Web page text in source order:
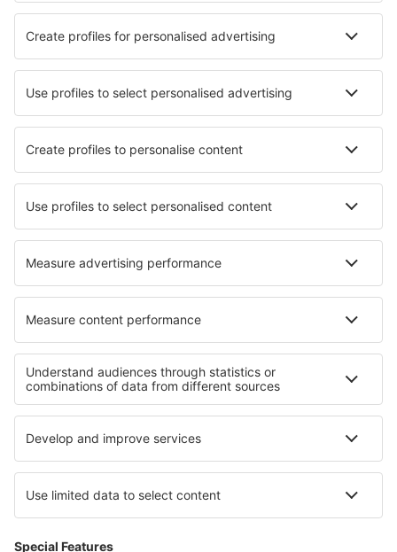
Hotels in Llansa Hotels in Puerto de Santa Maria
Die besten Hotels - Städte
Hotels in Hellbühl Hotels in Feuerscheid
Hotels in Valdamonte Hotels in Maunabo
Hotels in Agawam Hotels in Douville
Hotels in Sonnewalde Hotels in Medvezh'yegorsk
Die besten Hotels - Regionen
Hotels auf Lanzarote Hotels an der Costa Brava
Hotels in Basque Country Hotels an der Costa de la Luz
Hotels in Costa Barcelona Hotels in Gesenke
Hotels auf Bohol Hotels auf Kreta Hotels in Penang
Hotels in Banat